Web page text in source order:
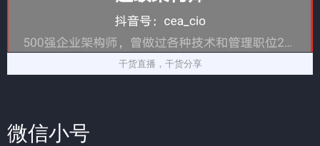
干货直播，干货分享
微信小号